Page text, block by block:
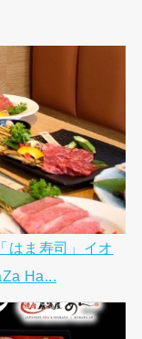
はま寿司」イオ
Ha...